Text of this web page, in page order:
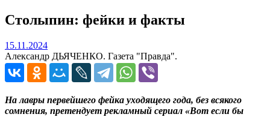
Столыпин: фейки и факты
15.11.202415.11.2024
Александр ДЬЯЧЕНКО. Газета "Правда".
На лавры первейшего фейка уходящего года, без всякого
сомнения, претендует рекламный сериал «Вот если бы